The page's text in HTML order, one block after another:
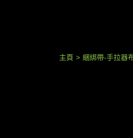
主頁 > 綑綁帶-手拉器